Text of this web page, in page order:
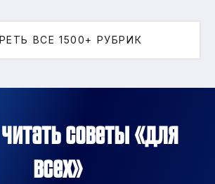
ВСЕ 1500+ РУБРИК
советы «для
всех»